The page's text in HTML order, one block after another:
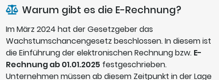
Warum gibt es die E-Rechnung?
Im März 2024 hat der Gesetzgeber das
Wachstumschancengesetz beschlossen. In diesem ist
die Einführung der elektronischen Rechnung bzw. E-
Rechnung ab 01.01.2025 festgeschrieben.
Unternehmen müssen ab diesem Zeitpunkt in der Lage